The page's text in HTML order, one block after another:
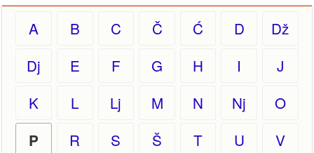
A B C Č Ć D
Dž
Dj
E F G H I
J
K
L Lj M N Nj O
P R S Š T U
V